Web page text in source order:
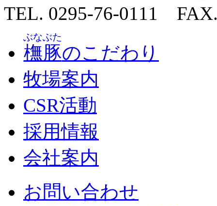
TEL. 0295-76-0111
橅豚
ぶなぶた
のこだわり
牧場案内
CSR活動
採用情報
会社案内
お問い合わせ